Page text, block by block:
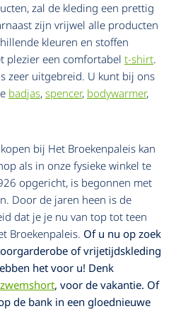
zal de kleding een prettig
zijn vrijwel alle producten
kleuren en stoffen
plezier een comfortabel t-shirt.
zeer uitgebreid. U kunt bij ons
badjas, spencer, bodywarmer,
bij Het Broekenpaleis kan
als in onze fysieke winkel te
opgericht, is begonnen met
Door de jaren heen is de
dat je je nu van top tot teen
Broekenpaleis. Of u nu op zoek
of vrijetijdskleding
het voor u! Denk
zwemshort, voor de vakantie. Of
de bank in een gloednieuwe